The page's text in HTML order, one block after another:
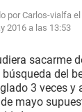
por Carlos-vialfa
2016 a las 13:53
sacarme
del
3 veces y
mayo